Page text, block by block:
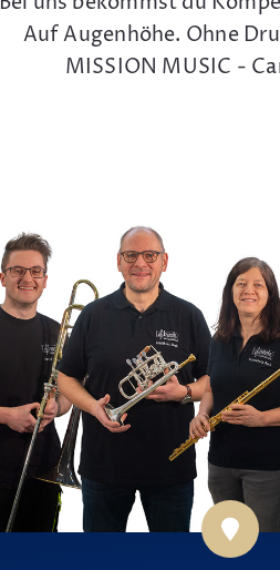
Auf Augenhöhe. Ohne
MISSION MUSIC -